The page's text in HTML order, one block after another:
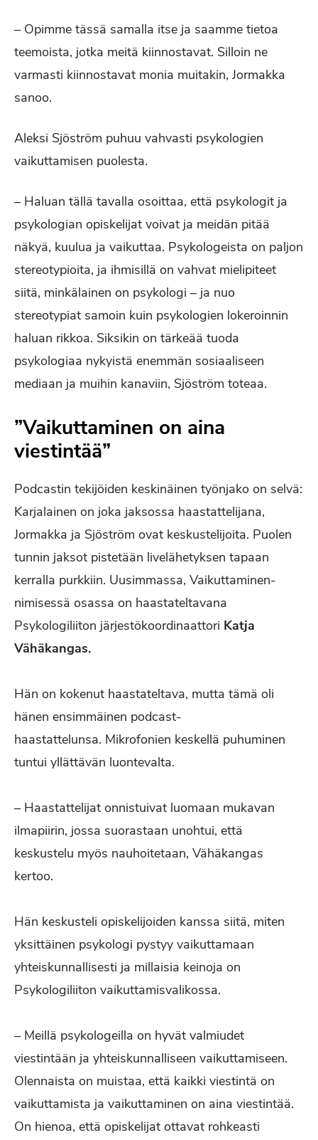
– Opimme tässä samalla itse ja saamme tietoa
teemoista, jotka meitä kiinnostavat. Silloin ne
varmasti kiinnostavat monia muitakin, Jormakka
sanoo.
Aleksi Sjöström puhuu vahvasti psykologien
vaikuttamisen puolesta.
– Haluan tällä tavalla osoittaa, että psykologit ja
psykologian opiskelijat voivat ja meidän pitää
näkyä, kuulua ja vaikuttaa. Psykologeista on paljon
stereotypioita, ja ihmisillä on vahvat mielipiteet
siitä, minkälainen on psykologi – ja nuo
stereotypiat samoin kuin psykologien lokeroinnin
haluan rikkoa. Siksikin on tärkeää tuoda
psykologiaa nykyistä enemmän sosiaaliseen
mediaan ja muihin kanaviin, Sjöström toteaa.
”Vaikuttaminen on aina
viestintää”
Podcastin tekijöiden keskinäinen työnjako on selvä:
Karjalainen on joka jaksossa haastattelijana,
Jormakka ja Sjöström ovat keskustelijoita. Puolen
tunnin jaksot pistetään livelähetyksen tapaan
kerralla purkkiin. Uusimmassa, Vaikuttaminen-
nimisessä osassa on haastateltavana
Psykologiliiton järjestökoordinaattori Katja
Vähäkangas.
Hän on kokenut haastateltava, mutta tämä oli
hänen ensimmäinen podcast-
haastattelunsa. Mikrofonien keskellä puhuminen
tuntui yllättävän luontevalta.
– Haastattelijat onnistuivat luomaan mukavan
ilmapiirin, jossa suorastaan unohtui, että
keskustelu myös nauhoitetaan, Vähäkangas
kertoo.
Hän keskusteli opiskelijoiden kanssa siitä, miten
yksittäinen psykologi pystyy vaikuttamaan
yhteiskunnallisesti ja millaisia keinoja on
Psykologiliiton vaikuttamisvalikossa.
– Meillä psykologeilla on hyvät valmiudet
viestintään ja yhteiskunnalliseen vaikuttamiseen.
Olennaista on muistaa, että kaikki viestintä on
vaikuttamista ja vaikuttaminen on aina viestintää.
On hienoa, että opiskelijat ottavat rohkeasti